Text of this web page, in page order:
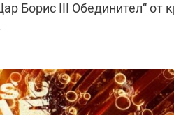
Борис III Обединител“ от